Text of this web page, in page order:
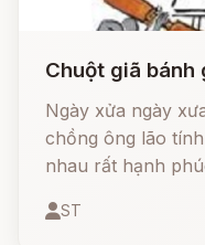
Chuột giã bánh
Ngày xửa ngày
chồng ông lão
nhau rất hạnh
ST